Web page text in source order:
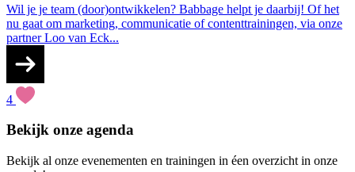
Wil je je team (door)ontwikkelen? Babbage helpt je daarbij! Of het
nu gaat om marketing, communicatie of contenttrainingen, via onze
partner Loo van Eck...
4
Bekijk onze agenda
Bekijk al onze evenementen en trainingen in éen overzicht in onze